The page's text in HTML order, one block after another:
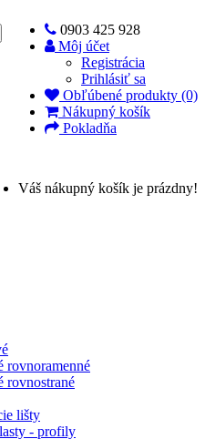
0903 425 928
Môj účet
Registrácia
Prihlásiť sa
Obľúbené produkty (0)
Nákupný košík
Pokladňa
Váš nákupný košík je prázdny!
rovnostrané
lišty
- profily